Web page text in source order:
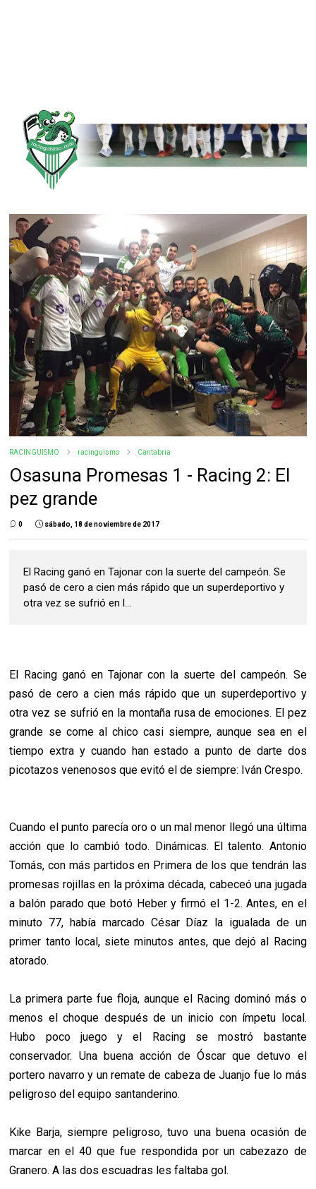
RACINGUISMO racinguismo Cantabria
Osasuna Promesas 1 - Racing 2: El
pez grande
0 sábado, 18 de noviembre de 2017
El Racing ganó en Tajonar con la suerte del campeón. Se
pasó de cero a cien más rápido que un superdeportivo y
otra vez se sufrió en l...
El Racing ganó en Tajonar con la suerte del campeón. Se
pasó de cero a cien más rápido que un superdeportivo y
otra vez se sufrió en la montaña rusa de emociones. El pez
grande se come al chico casi siempre, aunque sea en el
tiempo extra y cuando han estado a punto de darte dos
picotazos venenosos que evitó el de siempre: Iván Crespo.
Cuando el punto parecía oro o un mal menor llegó una última
acción que lo cambió todo. Dinámicas. El talento. Antonio
Tomás, con más partidos en Primera de los que tendrán las
promesas rojillas en la próxima década, cabeceó una jugada
a balón parado que botó Heber y firmó el 1-2. Antes, en el
minuto 77, había marcado César Díaz la igualada de un
primer tanto local, siete minutos antes, que dejó al Racing
atorado.
La primera parte fue floja, aunque el Racing dominó más o
menos el choque después de un inicio con ímpetu local.
Hubo poco juego y el Racing se mostró bastante
conservador. Una buena acción de Óscar que detuvo el
portero navarro y un remate de cabeza de Juanjo fue lo más
peligroso del equipo santanderino.
Kike Barja, siempre peligroso, tuvo una buena ocasión de
marcar en el 40 que fue respondida por un cabezazo de
Granero. A las dos escuadras les faltaba gol.